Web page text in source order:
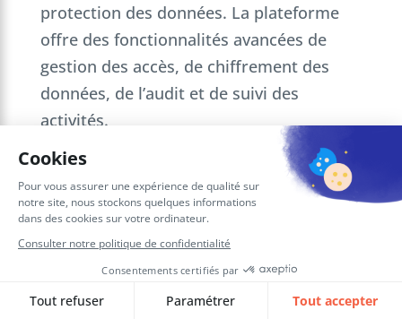
protection des données. La plateforme
offre des fonctionnalités avancées de
gestion des accès, de chiffrement des
données, de l’audit et de suivi des
activités.
Elle respecte également les
réglementations importantes comme le
RGPD et le HIPAA, garantissant ainsi la
sécurité des données des entreprises.
Databricks, les entreprises peuvent
être assurées que leurs données sont